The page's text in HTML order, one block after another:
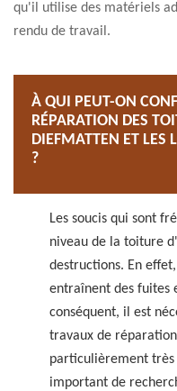
qu'il utilise des matériels
rendu de travail.
À QUI PEUT-ON
RÉPARATION DES
DIEFMATTEN ET LES
?
Les soucis qui sont
niveau de la toiture
destructions. En
entraînent des fuites
conséquent, il est
travaux de
particulièrement
important de